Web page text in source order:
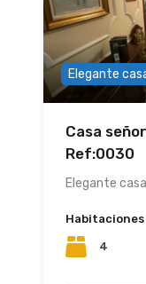
Elegante
Casa
Ref:0030
Elegante
Habitaciones
4